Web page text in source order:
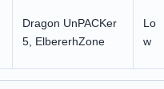
Dragon UnPACKer
5, ElbererhZone
Lo
w